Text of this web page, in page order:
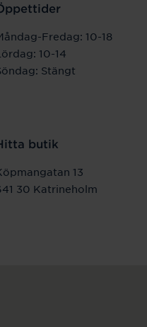
Fredag: 10-18
10-14
Stängt
butik
13
30 Katrineholm